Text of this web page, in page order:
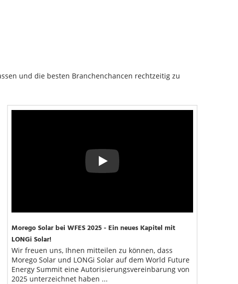
und die besten Branchenchancen rechtzeitig zu
Play
Morego Solar bei WFES 2025 - Ein neues Kapitel mit
LONGi Solar!
Wir freuen uns, Ihnen mitteilen zu können, dass
Morego Solar und LONGi Solar auf dem World Future
Energy Summit eine Autorisierungsvereinbarung von
2025 unterzeichnet haben ...